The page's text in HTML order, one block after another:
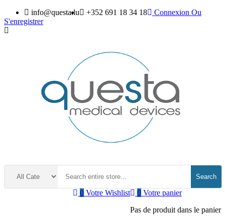
info@questa.lu +352 691 18 34 18 Connexion Ou
S'enregistrer
Search
0 Votre panier
Pas de produit dans le panier
0 Votre Wishlist